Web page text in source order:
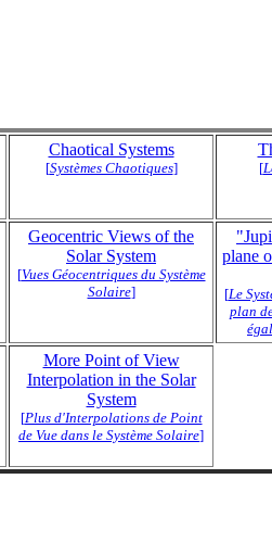
Chaotical Systems
[Systèmes Chaotiques] [
Geocentric Views of the
Solar System
[Vues Géocentriques du Système
Solaire]
plane
[Le
plan
More Point of View
Interpolation in the Solar
System
[Plus d'Interpolations de Point
de Vue dans le Système Solaire]